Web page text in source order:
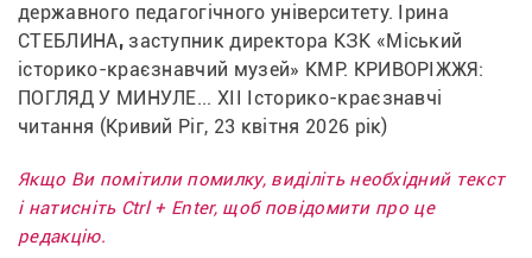
державного педагогічного університету. Ірина
СТЕБЛИНА, заступник директора КЗК «Міський
історико-краєзнавчий музей» КМР. КРИВОРІЖЖЯ:
ПОГЛЯД У МИНУЛЕ... ХІІ Історико-краєзнавчі
читання (Кривий Ріг, 23 квітня 2026 рік)
Якщо Ви помітили помилку, виділіть необхідний текст
і натисніть Ctrl + Enter, щоб повідомити про це
редакцію.